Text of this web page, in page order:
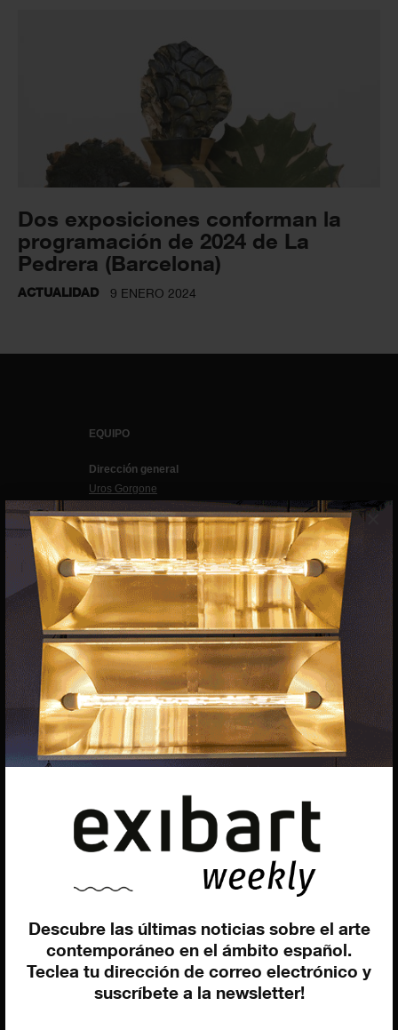
Descubre las últimas noticias sobre el arte
contemporáneo en el ámbito español.
Teclea tu dirección de correo electrónico y
suscríbete a la newsletter!
×
Dos exposiciones conforman la
programación de 2024 de La
Pedrera (Barcelona)
ACTUALIDAD 9 ENERO 2024
EQUIPO
Dirección general
Uros Gorgone
Federico Pazzagli
Dirección exibart.es
Carolina Ciuti
Administración
Evelyn Parretti
Marketing
Francesca Grismondi
Programación y diseño web
Giovanni Costante
Marcello Moi
EXIBART SPAIN, S.L.U.
08015 BARCELONA
Suscríbete a la newsletter
Contacto